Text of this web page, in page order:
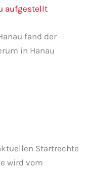
aufgestellt
fand der
in Hanau
Startrechte
wird vom